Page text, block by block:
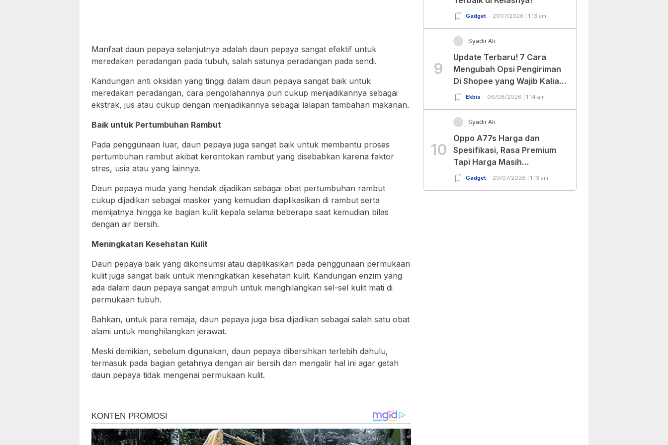
Manfaat daun pepaya selanjutnya adalah daun pepaya sangat efektif untuk
meredakan peradangan pada tubuh, salah satunya peradangan pada sendi.
Kandungan anti oksidan yang tinggi dalam daun pepaya sangat baik untuk
meredakan peradangan, cara pengolahannya pun cukup menjadikannya sebagai
ekstrak, jus atau cukup dengan menjadikannya sebagai lalapan tambahan makanan.
Baik untuk Pertumbuhan Rambut
Pada penggunaan luar, daun pepaya juga sangat baik untuk membantu proses
pertumbuhan rambut akibat kerontokan rambut yang disebabkan karena faktor
stres, usia atau yang lainnya.
Daun pepaya muda yang hendak dijadikan sebagai obat pertumbuhan rambut
cukup dijadikan sebagai masker yang kemudian diaplikasikan di rambut serta
memijatnya hingga ke bagian kulit kepala selama beberapa saat kemudian bilas
dengan air bersih.
Meningkatan Kesehatan Kulit
Daun pepaya baik yang dikonsumsi atau diaplikasikan pada penggunaan permukaan
kulit juga sangat baik untuk meningkatkan kesehatan kulit. Kandungan enzim yang
ada dalam daun pepaya sangat ampuh untuk menghilangkan sel-sel kulit mati di
permukaan tubuh.
Bahkan, untuk para remaja, daun pepaya juga bisa dijadikan sebagai salah satu obat
alami untuk menghilangkan jerawat.
Meski demikian, sebelum digunakan, daun pepaya dibersihkan terlebih dahulu,
termasuk pada bagian getahnya dengan air bersih dan mengalir hal ini agar getah
daun pepaya tidak mengenai permukaan kulit.
Gadget 21/07/2026 | 1:13 am
9
Syadir Ali
Update Terbaru! 7 Cara
Mengubah Opsi Pengiriman
Di Shopee yang Wajib Kalian
Ketahui!
Ekbis 06/08/2026 | 1:14 am
10
Syadir Ali
Oppo A77s Harga dan
Spesifikasi, Rasa Premium
Tapi Harga Masih
Bersahabat!
Gadget 29/07/2026 | 1:13 am